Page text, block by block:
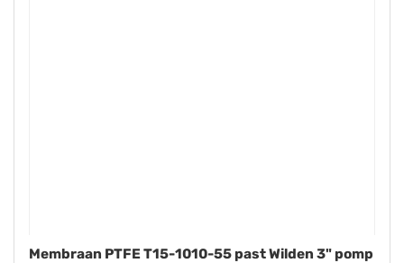
Membraan PTFE T15-1010-55 past Wilden 3" pomp